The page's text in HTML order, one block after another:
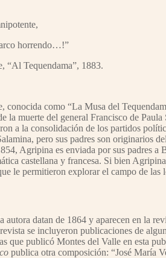
horrendo…!”
“Al Tequendama”, 1883.
conocida como “La Musa del
la muerte del general Francisco de
a la consolidación de los partidos
pero sus padres son originarios
Agripina es enviada por sus padres
castellana y francesa. Si bien
le permitieron explorar el campo de las
autora datan de 1864 y aparecen en la
se incluyeron publicaciones de
que publicó Montes del Valle en esta
publica otra composición: “José María